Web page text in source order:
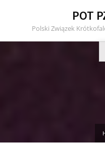
POT
Polski Związek